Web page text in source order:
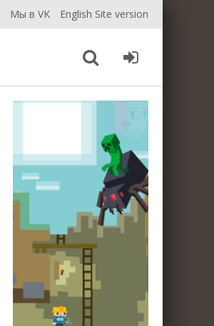
Мы в VK English Site version